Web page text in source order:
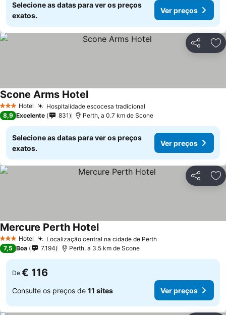
Selecione as datas para ver os preços
exatos.
Ver preços
Partilhar
3 EstrelasHotel Hospitalidade escocesa tradicional
Scone Arms Hotel
8,9 Excelente 831 Perth, a 0.7 km de Scone
Selecione as datas para ver os preços
exatos.
Ver preços
Partilhar
3 EstrelasHotel Localização central na cidade de Perth
Mercure Perth Hotel
7,5 Boa 7.194 Perth, a 3.5 km de Scone
De € 116
Consulte os preços de 11 sites Ver preços